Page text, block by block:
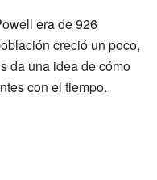
era de 926
creció un poco,
da una idea de cómo
con el tiempo.